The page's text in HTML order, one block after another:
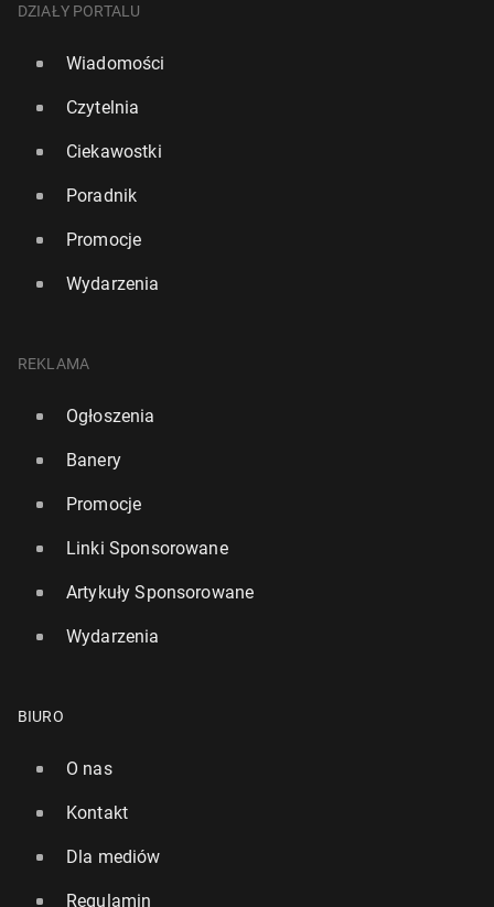
DZIAŁY PORTALU
Wiadomości
Czytelnia
Ciekawostki
Poradnik
Promocje
Wydarzenia
REKLAMA
Ogłoszenia
Banery
Promocje
Linki Sponsorowane
Artykuły Sponsorowane
Wydarzenia
BIURO
O nas
Kontakt
Dla mediów
Regulamin